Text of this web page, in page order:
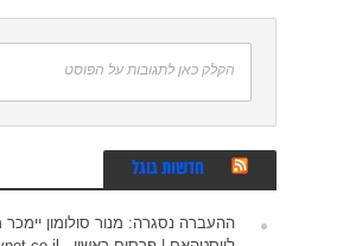
הקלק כאן לתגובות על הפוסט
חדשות גוגל
ההעברה נסגרה: מנור סולומון